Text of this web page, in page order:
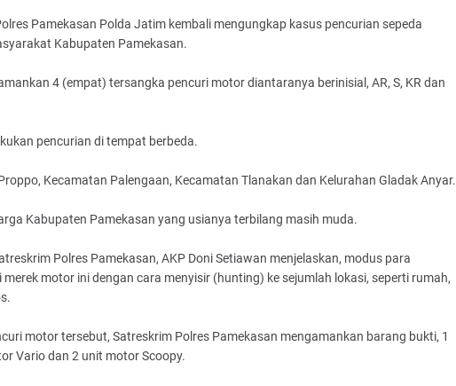
Pamekasan Polda Jatim kembali mengungkap kasus pencurian sepeda
Kabupaten Pamekasan.
4 (empat) tersangka pencuri motor diantaranya berinisial, AR, S, KR dan
pencurian di tempat berbeda.
Kecamatan Palengaan, Kecamatan Tlanakan dan Kelurahan Gladak Anyar.
Kabupaten Pamekasan yang usianya terbilang masih muda.
Polres Pamekasan, AKP Doni Setiawan menjelaskan, modus para
motor ini dengan cara menyisir (hunting) ke sejumlah lokasi, seperti rumah,
motor tersebut, Satreskrim Polres Pamekasan mengamankan barang bukti, 1
Vario dan 2 unit motor Scoopy.